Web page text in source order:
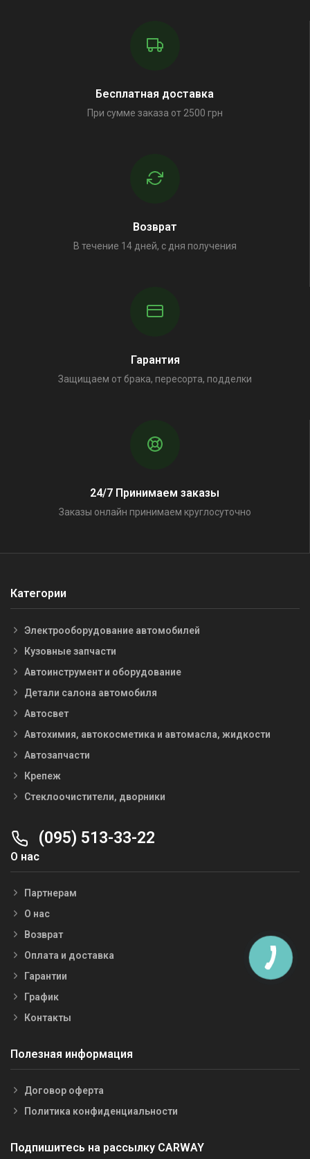
Бесплатная доставка
При сумме заказа от 2500 грн
Возврат
В течение 14 дней, с дня получения
Гарантия
Защищаем от брака, пересорта, подделки
24/7 Принимаем заказы
Заказы онлайн принимаем круглосуточно
Категории
Электрооборудование автомобилей
Кузовные запчасти
Автоинструмент и оборудование
Детали салона автомобиля
Автосвет
Автохимия, автокосметика и автомасла, жидкости
Автозапчасти
Крепеж
Стеклоочистители, дворники
(095) 513-33-22
О нас
Партнерам
О нас
Возврат
Оплата и доставка
Гарантии
График
Контакты
Полезная информация
Договор оферта
Политика конфиденциальности
Подпишитесь на рассылку CARWAY